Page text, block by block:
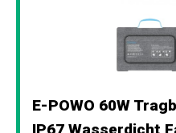
E-POWO 60W
IP67 Wasserdicht